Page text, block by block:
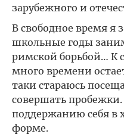
зарубежного и
В свободное время я
школьные годы
римской борьбой… К
много времени
таки стараюсь
совершать пробежки.
поддержанию себя в
форме.